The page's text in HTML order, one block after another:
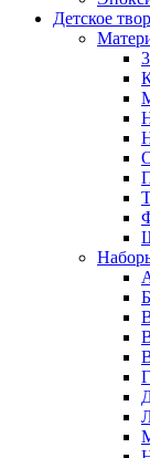
Детское